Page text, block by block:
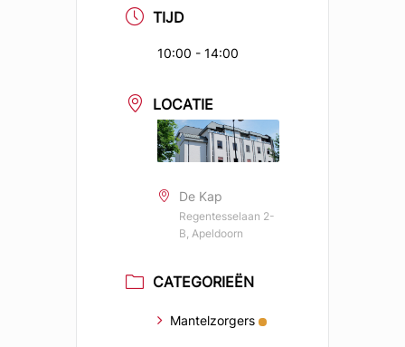
TIJD
10:00 - 14:00
LOCATIE
De Kap
Regentesselaan 2-
B, Apeldoorn
CATEGORIEËN
Mantelzorgers